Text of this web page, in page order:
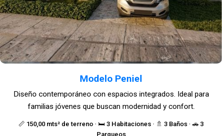
Modelo Peniel
📏 150,00 mts² de terreno · 🛏️ 3 Habitaciones · 🚿 3 Baños · 🚗 3
Parqueos
Diseño contemporáneo con espacios integrados. Ideal para
familias jóvenes que buscan modernidad y confort.